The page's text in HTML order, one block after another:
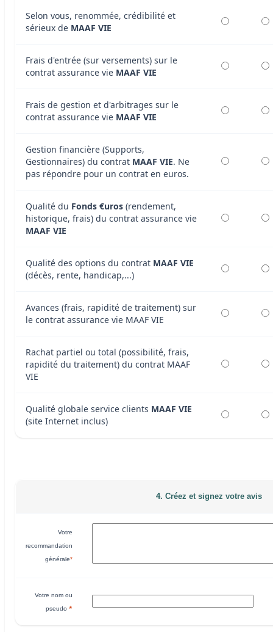
Selon vous, renommée, crédibilité et
sérieux de MAAF VIE
Frais d'entrée (sur versements) sur le
contrat assurance vie MAAF VIE
Frais de gestion et d'arbitrages sur le
contrat assurance vie MAAF VIE
Gestion financière (Supports,
Gestionnaires) du contrat MAAF VIE. Ne
pas répondre pour un contrat en euros.
Qualité du Fonds €uros (rendement,
historique, frais) du contrat assurance vie
MAAF VIE
Qualité des options du contrat MAAF VIE
(décès, rente, handicap,...)
Avances (frais, rapidité de traitement) sur
le contrat assurance vie MAAF VIE
Rachat partiel ou total (possibilité, frais,
rapidité du traitement) du contrat MAAF
VIE
Qualité globale service clients MAAF VIE
(site Internet inclus)
4. Créez et signez votre avis
Votre
recommandation
générale*
Votre nom ou
pseudo *